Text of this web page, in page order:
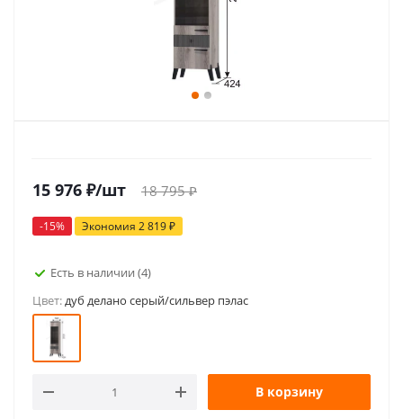
15 976 ₽/шт 18 795₽
-15% Экономия 2 819₽
Есть в наличии (4)
Цвет:дуб делано серый/сильвер пэлас
В корзину